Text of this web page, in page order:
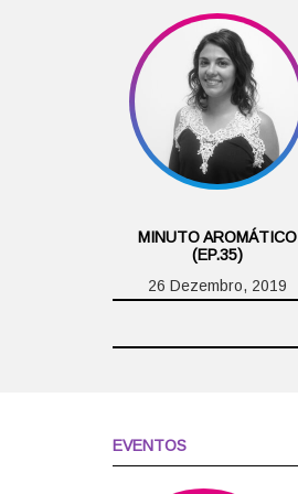
MINUTO AROMÁTICO
(EP.35)
26 Dezembro, 2019
EVENTOS